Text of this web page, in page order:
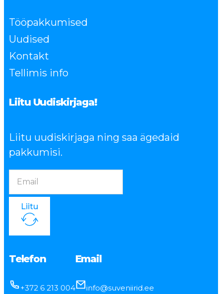
Tööpakkumised
Uudised
Kontakt
Tellimis info
Liitu Uudiskirjaga!
Liitu uudiskirjaga ning saa ägedaid
pakkumisi.
Liitu
Telefon
+372 6 213 004
Email
info@suveniirid.ee